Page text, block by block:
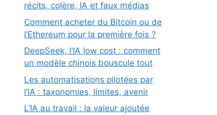
récits, colère, IA et faux médias
Comment acheter du Bitcoin ou de
l’Ethereum pour la première fois ?
DeepSeek, l’IA low cost : comment
un modèle chinois bouscule tout
Les automatisations pilotées par
l’IA : taxonomies, limites, avenir
L’IA au travail : la valeur ajoutée